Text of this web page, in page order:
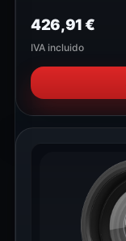
426,91€
IVA incluido